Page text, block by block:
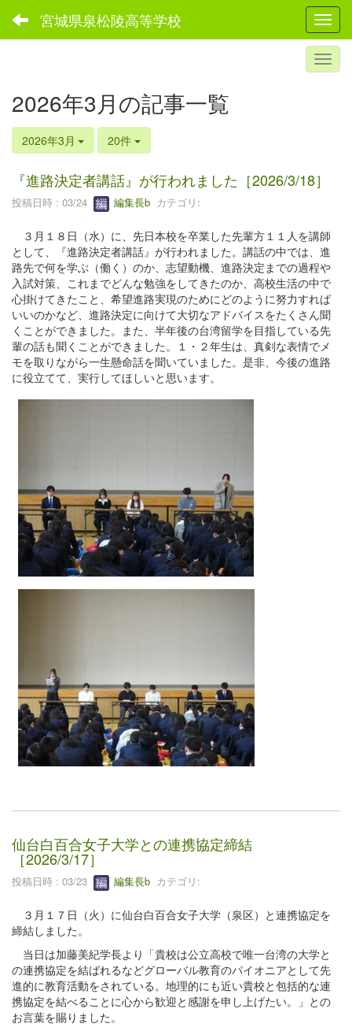
宮城県泉松陵高等学校
2026年3月の記事一覧
2026年3月 20件
『進路決定者講話』が行われました［2026/3/18］
投稿日時 : 03/24 編集長b カテゴリ:
３月１８日（水）に、先日本校を卒業した先輩方１１人を講師
として、『進路決定者講話』が行われました。講話の中では、進
路先で何を学ぶ（働く）のか、志望動機、進路決定までの過程や
入試対策、これまでどんな勉強をしてきたのか、高校生活の中で
心掛けてきたこと、希望進路実現のためにどのように努力すれば
いいのかなど、進路決定に向けて大切なアドバイスをたくさん聞
くことができました。また、半年後の台湾留学を目指している先
輩の話も聞くことができました。１・２年生は、真剣な表情でメ
モを取りながら一生懸命話を聞いていました。是非、今後の進路
に役立てて、実行してほしいと思います。
仙台白百合女子大学との連携協定締結
［2026/3/17］
投稿日時 : 03/23 編集長b カテゴリ:
３月１７日（火）に仙台白百合女子大学（泉区）と連携協定を
締結しました。
当日は加藤美紀学長より「貴校は公立高校で唯一台湾の大学と
の連携協定を結ばれるなどグローバル教育のパイオニアとして先
進的に教育活動をされている。地理的にも近い貴校と包括的な連
携協定を結べることに心から歓迎と感謝を申し上げたい。」との
お言葉を賜りました。